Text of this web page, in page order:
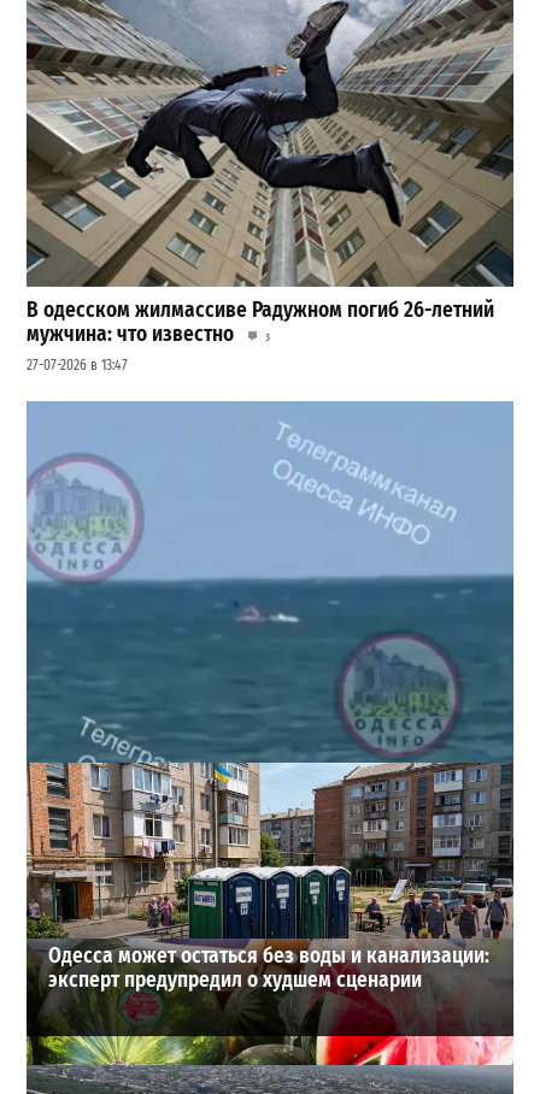
В одесском жилмассиве Радужном погиб 26-летний
мужчина: что известно
3
27-07-2026 в 13:47
Под Одессой уносит в море ребенка на матрасе и
мужчину: идет спасательная операция
28-07-2026 в 17:51
ВИБОР РЕДАКЦИИ
Одесса может остаться без воды и канализации:
эксперт предупредил о худшем сценарии